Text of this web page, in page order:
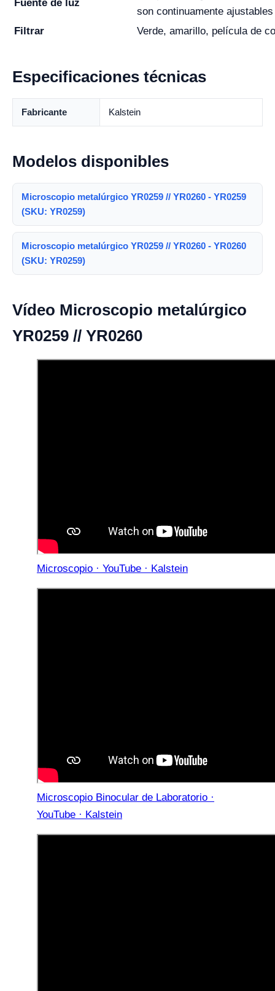
Fuente de luz
son continuamente ajustables
Filtrar
Verde, amarillo, película de
Especificaciones técnicas
Fabricante Kalstein
Modelos disponibles
Microscopio metalúrgico YR0259 // YR0260 - YR0259
(SKU: YR0259)
Microscopio metalúrgico YR0259 // YR0260 - YR0260
(SKU: YR0259)
Vídeo Microscopio metalúrgico
YR0259 // YR0260
Microscopio · YouTube · Kalstein
Microscopio Binocular de Laboratorio ·
YouTube · Kalstein